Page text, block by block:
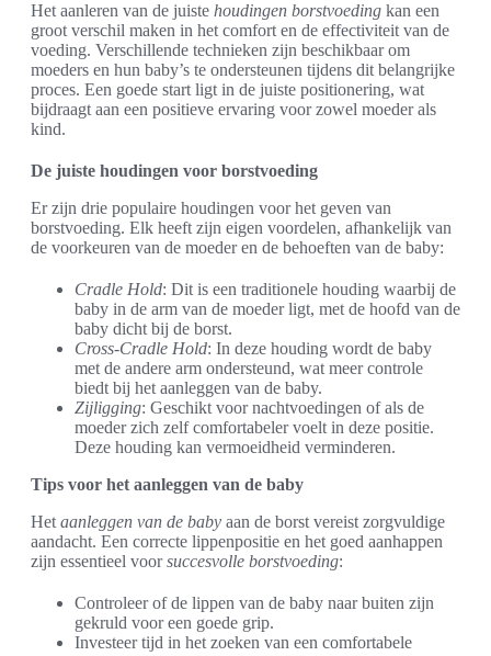
Het aanleren van de juiste houdingen borstvoeding kan een
groot verschil maken in het comfort en de effectiviteit van de
voeding. Verschillende technieken zijn beschikbaar om
moeders en hun baby’s te ondersteunen tijdens dit belangrijke
proces. Een goede start ligt in de juiste positionering, wat
bijdraagt aan een positieve ervaring voor zowel moeder als
kind.
De juiste houdingen voor borstvoeding
Er zijn drie populaire houdingen voor het geven van
borstvoeding. Elk heeft zijn eigen voordelen, afhankelijk van
de voorkeuren van de moeder en de behoeften van de baby:
Cradle Hold: Dit is een traditionele houding waarbij de
baby in de arm van de moeder ligt, met de hoofd van de
baby dicht bij de borst.
Cross-Cradle Hold: In deze houding wordt de baby
met de andere arm ondersteund, wat meer controle
biedt bij het aanleggen van de baby.
Zijligging: Geschikt voor nachtvoedingen of als de
moeder zich zelf comfortabeler voelt in deze positie.
Deze houding kan vermoeidheid verminderen.
Tips voor het aanleggen van de baby
Het aanleggen van de baby aan de borst vereist zorgvuldige
aandacht. Een correcte lippenpositie en het goed aanhappen
zijn essentieel voorsuccesvolle borstvoeding:
Controleer of de lippen van de baby naar buiten zijn
gekruld voor een goede grip.
Investeer tijd in het zoeken van een comfortabele